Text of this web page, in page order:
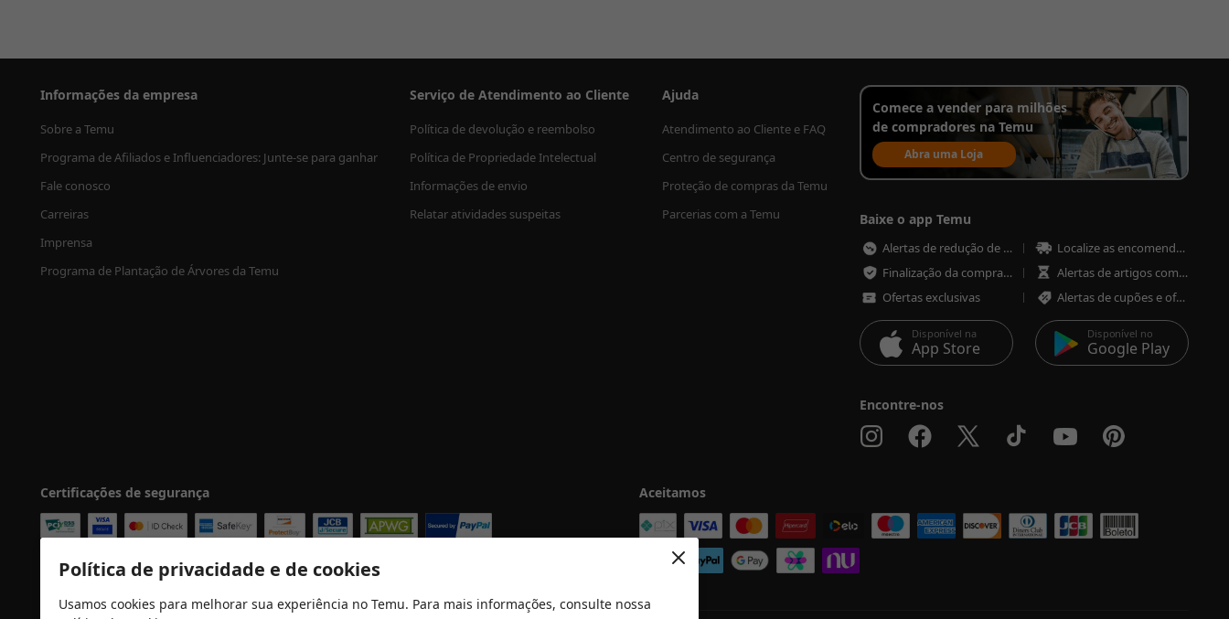
Informações da empresa
Sobre a Temu
Programa de Afiliados e Influenciadores: Junte-se para ganhar
Fale conosco
Carreiras
Imprensa
Programa de Plantação de Árvores da Temu
Serviço de Atendimento ao Cliente
Política de devolução e reembolso
Política de Propriedade Intelectual
Informações de envio
Relatar atividades suspeitas
Ajuda
Atendimento ao Cliente e FAQ
Centro de segurança
Proteção de compras da Temu
Parcerias com a Temu
Comece a vender para milhões
de compradores na Temu
Abra uma Loja
Baixe o app Temu
Alertas de redução de preço
Localize as encomendas em qualquer altura
Finalização da compra mais rápida e segura
Alertas de artigos com pouco stock
Ofertas exclusivas
Alertas de cupões e ofertas
Disponível na
App Store
Disponível no
Google Play
Encontre-nos
Certificações de segurança Aceitamos
Política de privacidade e de cookies
Usamos cookies para melhorar sua experiência no Temu. Para mais informações, consulte nossa